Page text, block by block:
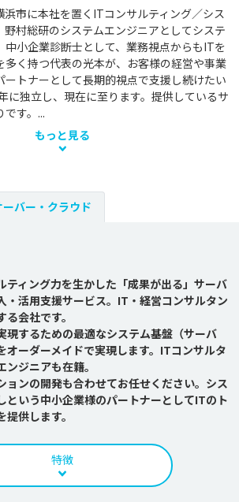
浜市に本社を置くITコンサルティング／シス
野村総研のシステムエンジニアとしてシステ
中小企業診断士として、業務視点からもITを
多く持つ代表の光本が、お客様の経営や事業
ートナーとして長期的視点で支援し続けたい
に独立し、現在に至ります。提供しているサ
す。...
もっと見る
ーバー・クラウド
ティング力を生かした「成果が出る」サーバ
・活用支援サービス。IT・経営コンサルタン
る会社です。
現するための最適なシステム基盤（サーバ
オーダーメイドで実現します。ITコンサルタ
ジニアも在籍。
ョンの開発も合わせてお任せください。シス
という中小企業様のパートナーとしてITのト
供します。
特徴